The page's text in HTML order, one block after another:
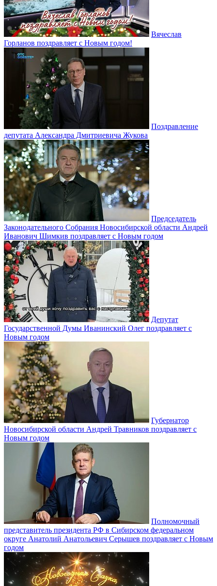
Вячеслав
Горланов поздравляет с Новым годом!
Поздравление
депутата Александра Дмитриевича Жукова
Председатель
Законодательного Собрания Новосибирской области Андрей
Иванович Шимкив поздравляет с Новым годом
Депутат
Государственной Думы Иванинский Олег поздравляет с
Новым годом
Губернатор
Новосибирской области Андрей Травников поздравляет с
Новым годом
Полномочный
представитель президента РФ в Сибирском федеральном
округе Анатолий Анатольевич Серышев поздравляет с Новым
годом